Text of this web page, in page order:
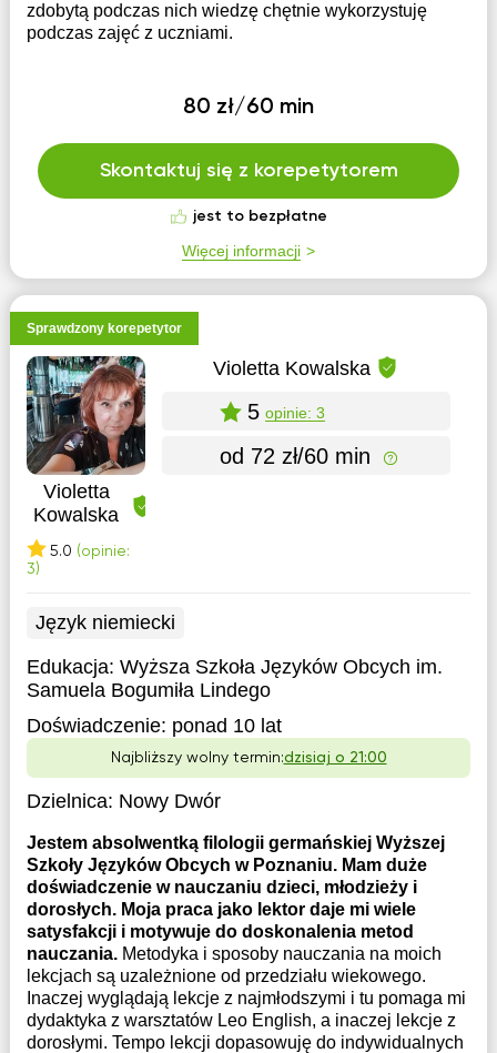
zdobytą podczas nich wiedzę chętnie wykorzystuję
podczas zajęć z uczniami.
80 zł/60 min
Skontaktuj się z korepetytorem
jest to bezpłatne
Więcej informacji
Sprawdzony korepetytor
Violetta
Kowalska
5.0 (opinie:
3)
Violetta Kowalska
5 opinie: 3
od 72 zł/60 min
Język niemiecki
Edukacja: Wyższa Szkoła Języków Obcych im.
Samuela Bogumiła Lindego
Doświadczenie: ponad 10 lat
Najbliższy wolny termin:dzisiaj o 21:00
Dzielnica: Nowy Dwór
Jestem absolwentką filologii germańskiej Wyższej
Szkoły Języków Obcych w Poznaniu. Mam duże
doświadczenie w nauczaniu dzieci, młodzieży i
dorosłych. Moja praca jako lektor daje mi wiele
satysfakcji i motywuje do doskonalenia metod
nauczania. Metodyka i sposoby nauczania na moich
lekcjach są uzależnione od przedziału wiekowego.
Inaczej wyglądają lekcje z najmłodszymi i tu pomaga mi
dydaktyka z warsztatów Leo English, a inaczej lekcje z
dorosłymi. Tempo lekcji dopasowuję do indywidualnych